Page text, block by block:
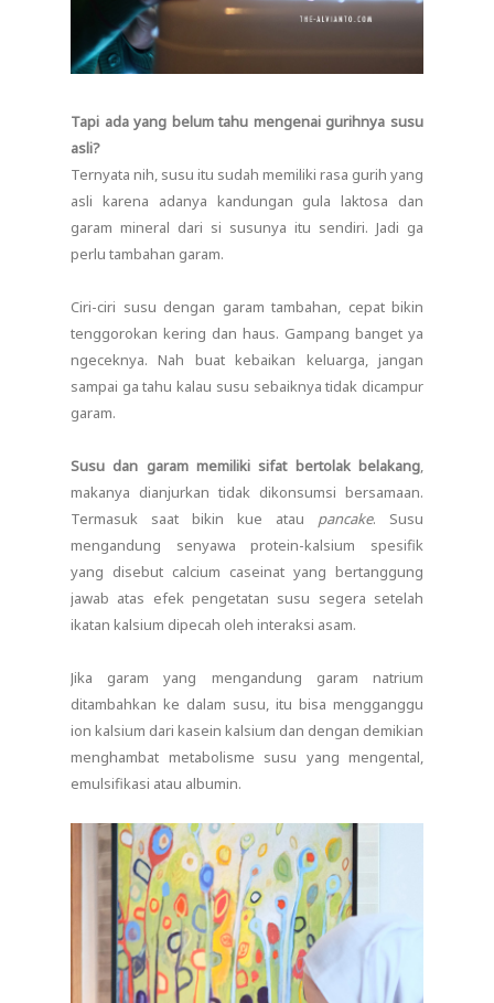
Tapi ada yang belum tahu mengenai gurihnya susu
asli?
Ternyata nih, susu itu sudah memiliki rasa gurih yang
asli karena adanya kandungan gula laktosa dan
garam mineral dari si susunya itu sendiri. Jadi ga
perlu tambahan garam.
Ciri-ciri susu dengan garam tambahan, cepat bikin
tenggorokan kering dan haus. Gampang banget ya
ngeceknya. Nah buat kebaikan keluarga, jangan
sampai ga tahu kalau susu sebaiknya tidak dicampur
garam.
Susu dan garam memiliki sifat bertolak belakang,
makanya dianjurkan tidak dikonsumsi bersamaan.
Termasuk saat bikin kue atau pancake. Susu
mengandung senyawa protein-kalsium spesifik
yang disebut calcium caseinat yang bertanggung
jawab atas efek pengetatan susu segera setelah
ikatan kalsium dipecah oleh interaksi asam.
Jika garam yang mengandung garam natrium
ditambahkan ke dalam susu, itu bisa mengganggu
ion kalsium dari kasein kalsium dan dengan demikian
menghambat metabolisme susu yang mengental,
emulsifikasi atau albumin.